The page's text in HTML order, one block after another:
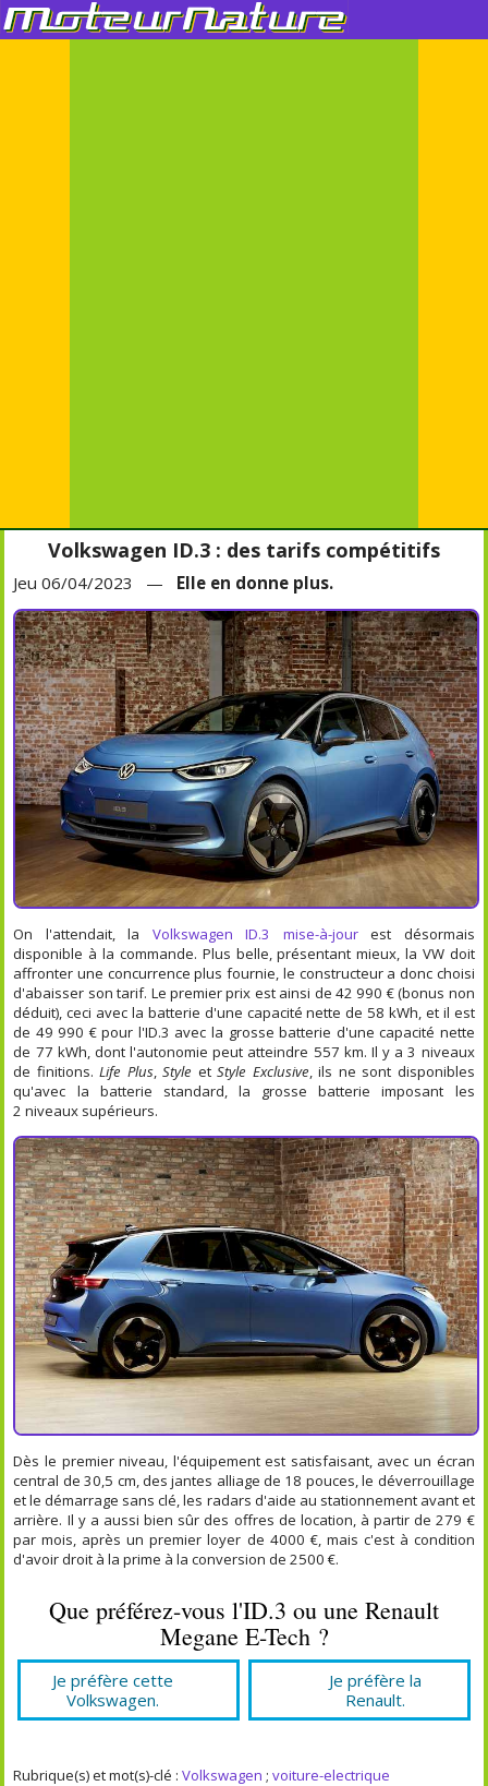
Volkswagen ID.3 : des tarifs compétitifs
Jeu 06/04/2023 — Elle en donne plus.
On l'attendait, la Volkswagen ID.3 mise-à-jourest désormais
disponible à la commande. Plus belle, présentant mieux, la VW doit
affronter une concurrence plus fournie, le constructeur a donc choisi
d'abaisser son tarif. Le premier prix est ainsi de 42 990 € (bonus non
déduit), ceci avec la batterie d'une capacité nette de 58 kWh, et il est
de 49 990 € pour l'ID.3 avec la grosse batterie d'une capacité nette
de 77 kWh, dont l'autonomie peut atteindre 557 km. Il y a 3 niveaux
de finitions.Life Plus,Style etStyle Exclusive, ils ne sont disponibles
qu'avec la batterie standard, la grosse batterie imposant les
2 niveaux supérieurs.
Dès le premier niveau, l'équipement est satisfaisant, avec un écran
central de 30,5 cm, des jantes alliage de 18 pouces, le déverrouillage
et le démarrage sans clé, les radars d'aide au stationnement avant et
arrière. Il y a aussi bien sûr des offres de location, à partir de 279 €
par mois, après un premier loyer de 4000 €, mais c'est à condition
d'avoir droit à la prime à la conversion de 2500 €.
Que préférez-vous l'ID.3 ou une Renault
Megane E-Tech ?
Je préfère cette
Volkswagen.
Je préfère la
Renault.
Rubrique(s) et mot(s)-clé :Volkswagen ;voiture-electrique